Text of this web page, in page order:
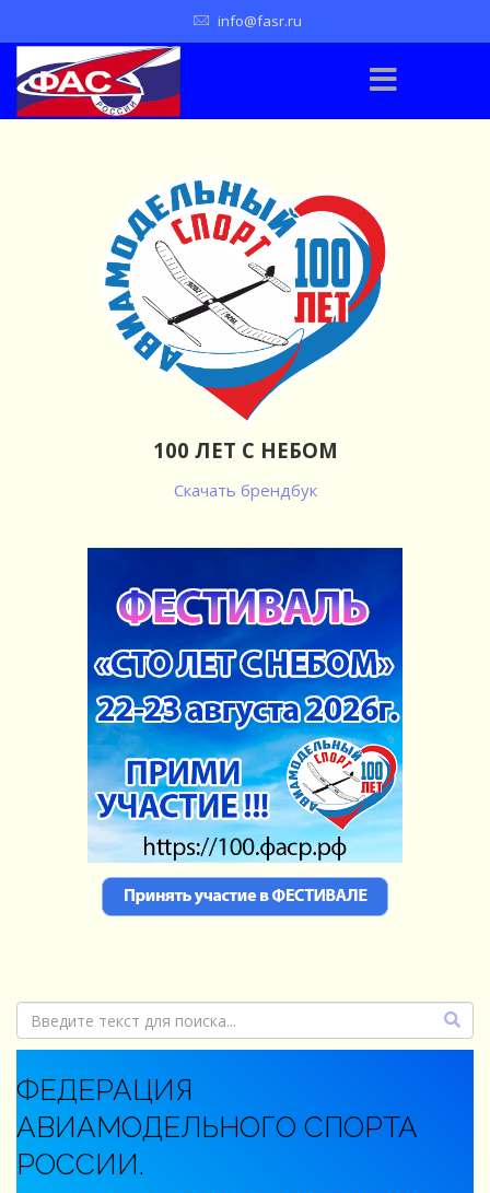
info@fasr.ru
100 ЛЕТ С НЕБОМ
Скачать брендбук
ФЕДЕРАЦИЯ
АВИАМОДЕЛЬНОГО СПОРТА
РОССИИ.